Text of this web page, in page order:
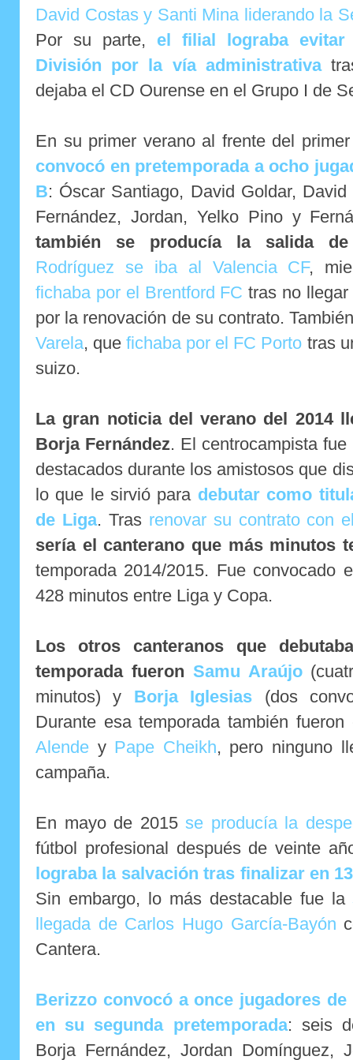
David Costas y Santi Mina liderando la
Por su parte, el filial lograba evitar
División por la vía administrativa
dejaba el CD Ourense en el Grupo I de
En su primer verano al frente del
convocó en pretemporada a ocho
B: Óscar Santiago, David Goldar,
Fernández, Jordan, Yelko Pino y
también se producía la salida de
Rodríguez se iba al Valencia CF,
fichaba por el Brentford FC tras no
por la renovación de su contrato.
Varela, quefichaba por el FC Porto tras
suizo.
La gran noticia del verano del 2014
Borja Fernández. El centrocampista
destacados durante los amistosos que
lo que le sirvió para debutar como
de Liga. Tras renovar su contrato con
sería el canterano que más minutos
temporada 2014/2015. Fue convocado
428 minutos entre Liga y Copa.
Los otros canteranos que
temporada fueron Samu Araújo
minutos) y Borja Iglesias (dos
Durante esa temporada también
Alende y Pape Cheikh, pero ninguno
campaña.
En mayo de 2015se producía la
fútbol profesional después de veinte
lograba la salvación tras finalizar en
Sin embargo, lo más destacable fue la
llegada de Carlos Hugo García-Bayón
Cantera.
Berizzo convocó a once jugadores
en su segunda pretemporada: seis
Borja Fernández, Jordan Domínguez,